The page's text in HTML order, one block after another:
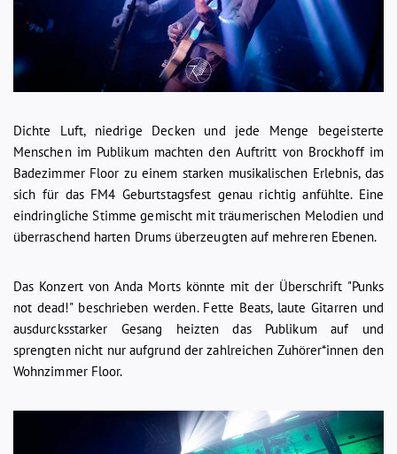
Dichte Luft, niedrige Decken und jede Menge begeisterte
Menschen im Publikum machten den Auftritt von Brockhoff im
Badezimmer Floor zu einem starken musikalischen Erlebnis, das
sich für das FM4 Geburtstagsfest genau richtig anfühlte. Eine
eindringliche Stimme gemischt mit träumerischen Melodien und
überraschend harten Drums überzeugten auf mehreren Ebenen.
Das Konzert von Anda Morts könnte mit der Überschrift "Punks
not dead!" beschrieben werden. Fette Beats, laute Gitarren und
ausdurcksstarker Gesang heizten das Publikum auf und
sprengten nicht nur aufgrund der zahlreichen Zuhörer*innen den
Wohnzimmer Floor.